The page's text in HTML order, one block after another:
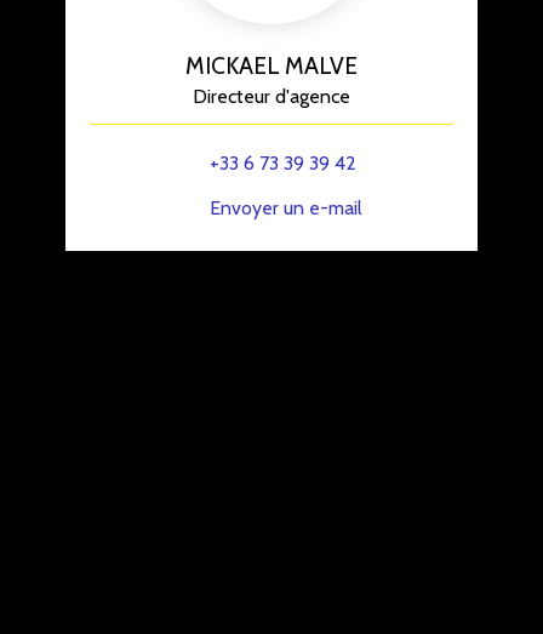
MICKAEL MALVE
Directeur d'agence
+33 6 73 39 39 42
Envoyer un e-mail